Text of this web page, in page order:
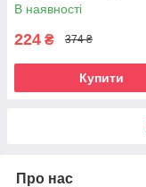
В наявності
224 ₴ 374 ₴
Купити
Про нас